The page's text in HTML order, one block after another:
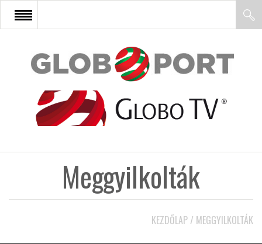
FŐOLDAL
AFRIKA
Meggyilkolták
KEZDŐLAP / MEGGYILKOLTÁK